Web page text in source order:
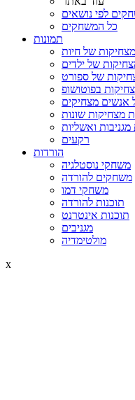
לפי נושאים
כל המשחקים
תמונות
של חיות
של ילדים
של ספורט
בפוטושופ
אנשים מצחיקים
מצחיקות שונות
מגניבות ואשליות
רקעים
הורדות
משחקי נוסטלגיה
משחקים להורדה
משחקי דמו
תוכנות להורדה
תוכנות אינטרנט
מגניבים
מולטימדיה
x